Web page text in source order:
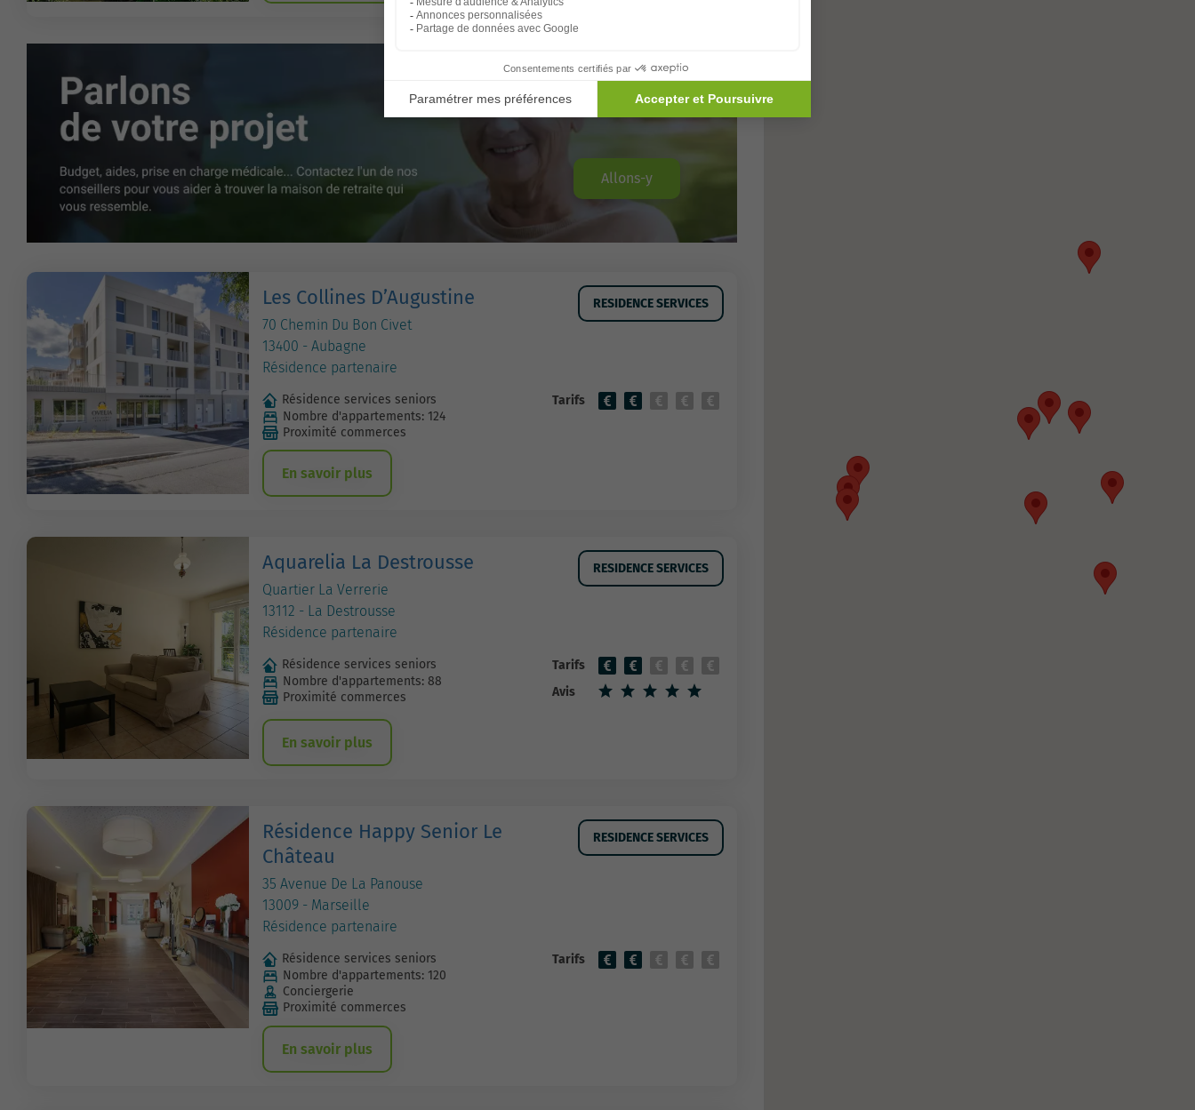
Allons-y
Les Collines D’Augustine
70 Chemin Du Bon Civet
13400 - Aubagne
Résidence partenaire
RESIDENCE SERVICES
Résidence services seniors
Nombre d'appartements: 124
Proximité commerces
Tarifs
En savoir plus
Aquarelia La Destrousse
Quartier La Verrerie
13112 - La Destrousse
Résidence partenaire
RESIDENCE SERVICES
Résidence services seniors
Nombre d'appartements: 88
Proximité commerces
Tarifs
Avis
En savoir plus
Résidence Happy Senior Le
Château
35 Avenue De La Panouse
13009 - Marseille
Résidence partenaire
RESIDENCE SERVICES
Résidence services seniors
Nombre d'appartements: 120
Conciergerie
Proximité commerces
Tarifs
En savoir plus